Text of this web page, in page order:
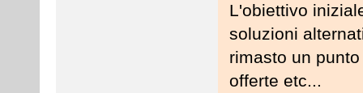
L'obiettivo
soluzioni
rimasto un
offerte etc...